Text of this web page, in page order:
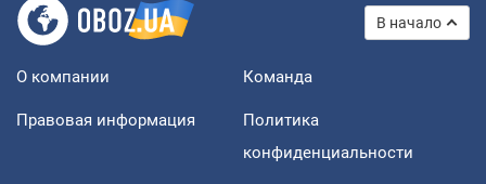
В начало
О компании Команда
Правовая информация
Политика
конфиденциальности